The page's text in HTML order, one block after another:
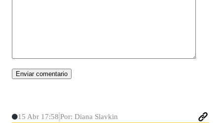
15 Abr 17:58 Por: Diana Slavkin